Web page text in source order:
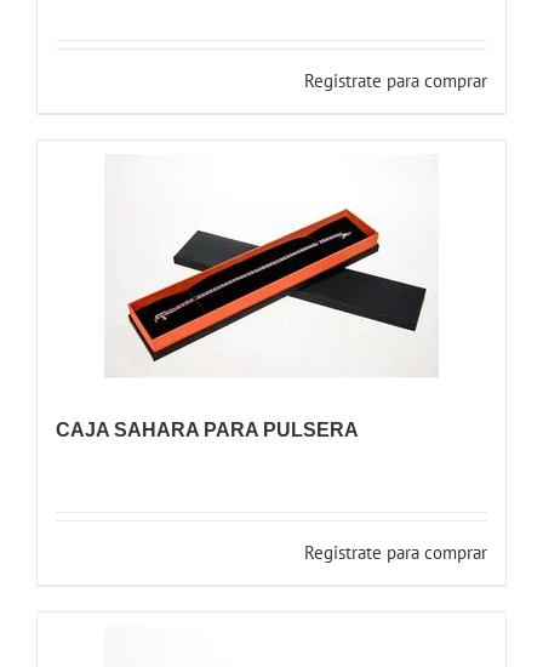
Registrate para comprar
CAJA SAHARA PARA PULSERA
Registrate para comprar